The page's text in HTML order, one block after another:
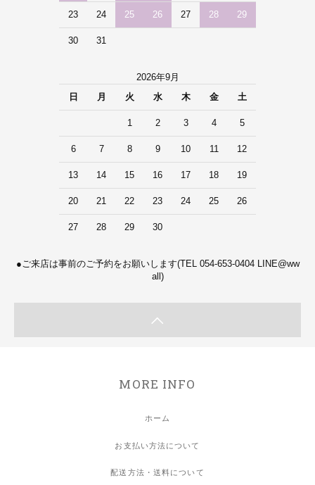
23 24 25 26 27 28 29
30 31
2026年9月
日
月 火 水 木 金 土
1 2 3 4 5
6 7 8 9 10 11 12
13 14 15 16 17 18 19
20 21 22 23 24 25 26
27 28 29 30
●ご来店は事前のご予約をお願いします(TEL 054-653-0404 LINE@ww
all)
MORE INFO
ホーム
お支払い方法について
配送方法・送料について